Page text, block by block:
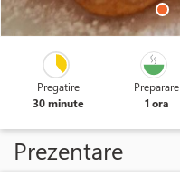
Pregatire
30 minute
Preparare
1 ora
Prezentare